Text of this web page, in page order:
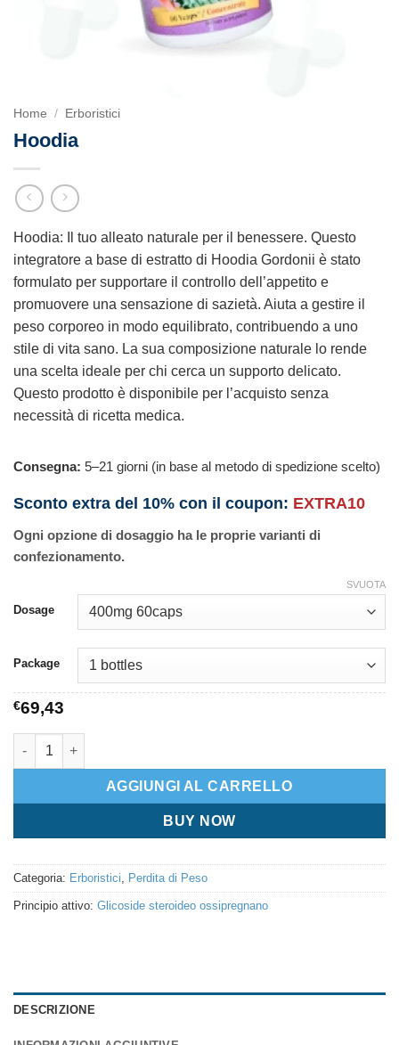
Home / Erboristici
Hoodia
Hoodia: Il tuo alleato naturale per il benessere. Questo
integratore a base di estratto di Hoodia Gordonii è stato
formulato per supportare il controllo dell’appetito e
promuovere una sensazione di sazietà. Aiuta a gestire il
peso corporeo in modo equilibrato, contribuendo a uno
stile di vita sano. La sua composizione naturale lo rende
una scelta ideale per chi cerca un supporto delicato.
Questo prodotto è disponibile per l’acquisto senza
necessità di ricetta medica.
Consegna: 5–21 giorni (in base al metodo di spedizione scelto)
Sconto extra del 10% con il coupon: EXTRA10
Ogni opzione di dosaggio ha le proprie varianti di
confezionamento.
Dosage
Package
SVUOTA
€69,43
Hoodia quantità
AGGIUNGI AL CARRELLO
BUY NOW
Categoria: Erboristici Perdita di Peso
Principio attivo: Glicoside steroideo ossipregnano
DESCRIZIONE